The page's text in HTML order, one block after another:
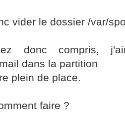
vider le dossier /var/
donc compris,
dans la partition
plein de place.
faire ?